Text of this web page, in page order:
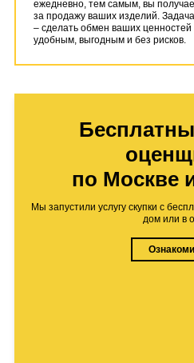
ежедневно, тем самым, вы
за продажу ваших изделий.
– сделать обмен ваших ценностей
удобным, выгодным и без рисков.
по Москве
Мы запустили услугу скупки с
дом или в